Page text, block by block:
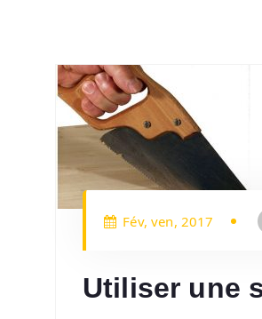
Fév, ven, 2017
Utiliser une